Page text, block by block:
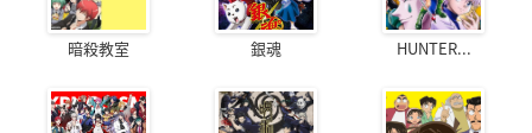
暗殺教室 銀魂 HUNTER...